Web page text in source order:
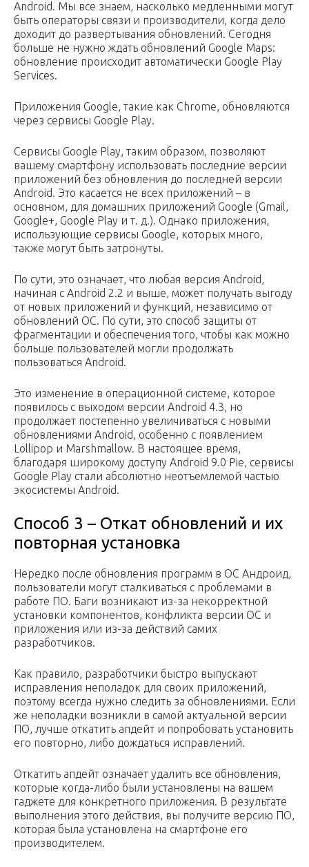
Android. Мы все знаем, насколько медленными могут
быть операторы связи и производители, когда дело
доходит до развертывания обновлений. Сегодня
больше не нужно ждать обновлений Google Maps:
обновление происходит автоматически Google Play
Services.
Приложения Google, такие как Chrome, обновляются
через сервисы Google Play.
Сервисы Google Play, таким образом, позволяют
вашему смартфону использовать последние версии
приложений без обновления до последней версии
Android. Это касается не всех приложений – в
основном, для домашних приложений Google (Gmail,
Google+, Google Play и т. д.). Однако приложения,
использующие сервисы Google, которых много,
также могут быть затронуты.
По сути, это означает, что любая версия Android,
начиная с Android 2.2 и выше, может получать выгоду
от новых приложений и функций, независимо от
обновлений ОС. По сути, это способ защиты от
фрагментации и обеспечения того, чтобы как можно
больше пользователей могли продолжать
пользоваться Android.
Это изменение в операционной системе, которое
появилось с выходом версии Android 4.3, но
продолжает постепенно увеличиваться с новыми
обновлениями Android, особенно с появлением
Lollipop и Marshmallow. В настоящее время,
благодаря широкому доступу Android 9.0 Pie, сервисы
Google Play стали абсолютно неотъемлемой частью
экосистемы Android.
Способ 3 – Откат обновлений и их
повторная установка
Нередко после обновления программ в ОС Андроид,
пользователи могут сталкиваться с проблемами в
работе ПО. Баги возникают из-за некорректной
установки компонентов, конфликта версии ОС и
приложения или из-за действий самих
разработчиков.
Как правило, разработчики быстро выпускают
исправления неполадок для своих приложений,
поэтому всегда нужно следить за обновлениями. Если
же неполадки возникли в самой актуальной версии
ПО, лучше откатить апдейт и попробовать установить
его повторно, либо дождаться исправлений.
Откатить апдейт означает удалить все обновления,
которые когда-либо были установлены на вашем
гаджете для конкретного приложения. В результате
выполнения этого действия, вы получите версию ПО,
которая была установлена на смартфоне его
производителем.